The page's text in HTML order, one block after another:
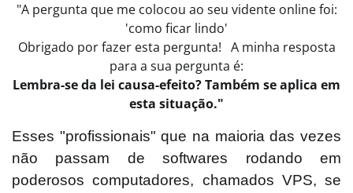
"A pergunta que me colocou ao seu vidente online foi:
'como ficar lindo'
Obrigado por fazer esta pergunta! A minha resposta
para a sua pergunta é:
Lembra-se da lei causa-efeito? Também se aplica em
esta situação."
Esses "profissionais" que na maioria das vezes
não passam de softwares rodando em
poderosos computadores, chamados VPS, se